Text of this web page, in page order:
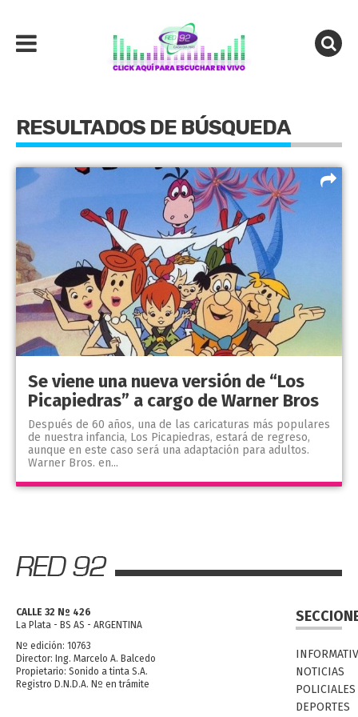
RESULTADOS DE BÚSQUEDA
Se viene una nueva versión de “Los
Picapiedras” a cargo de Warner Bros
Después de 60 años, una de las caricaturas más populares
de nuestra infancia, Los Picapiedras, estará de regreso,
aunque en este caso será una adaptación para adultos.
Warner Bros. en...
CALLE 32 Nº 426
La Plata - BS AS - ARGENTINA
Nº edición: 10763
Director: Ing. Marcelo A. Balcedo
Propietario: Sonido a tinta S.A.
Registro D.N.D.A. Nº en trámite
NOTICIAS
POLICIALES
DEPORTES